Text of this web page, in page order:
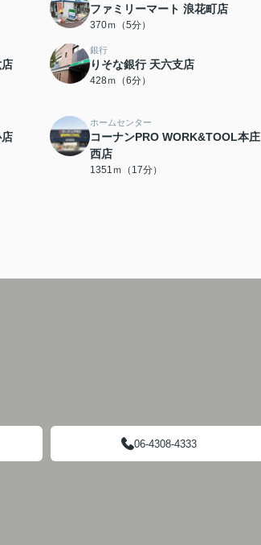
ファミリーマート 浪花町店
370ｍ（5分）
銀行
りそな銀行 天六支店
428ｍ（6分）
ホームセンター
コーナンPRO WORK&TOOL本庄
西店
1351ｍ（17分）
06-4308-4333